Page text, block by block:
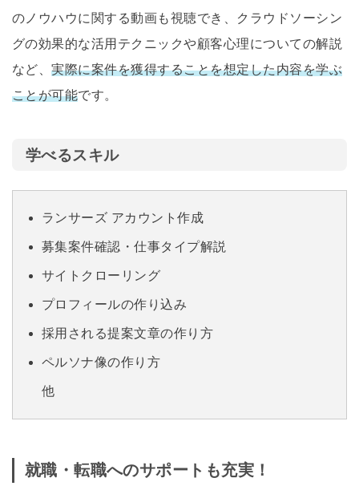
のノウハウに関する動画も視聴でき、クラウドソーシン
グの効果的な活用テクニックや顧客心理についての解説
など、実際に案件を獲得することを想定した内容を学ぶ
ことが可能です。
学べるスキル
ランサーズ アカウント作成
募集案件確認・仕事タイプ解説
サイトクローリング
プロフィールの作り込み
採用される提案文章の作り方
ペルソナ像の作り方
他
就職・転職へのサポートも充実！